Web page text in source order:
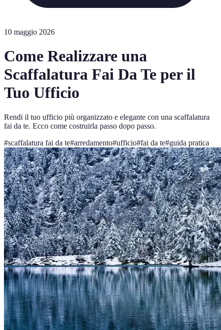
10 maggio 2026
Come Realizzare una
Scaffalatura Fai Da Te per il
Tuo Ufficio
Rendi il tuo ufficio più organizzato e elegante con una scaffalatura
fai da te. Ecco come costruirla passo dopo passo.
#scaffalatura fai da te#arredamento#ufficio#fai da te#guida pratica